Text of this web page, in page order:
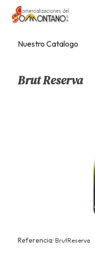
Nuestro Catalogo
Brut Reserva
Referencia: BrutReserva